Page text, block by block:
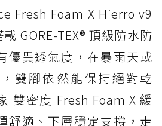
Fresh Foam X Hierro v9
GORE-TEX® 頂級防水防
優異透氣度，在暴雨天或
雙腳依然能保持絕對乾
雙密度 Fresh Foam X 緩
舒適、下層穩定支撐，走